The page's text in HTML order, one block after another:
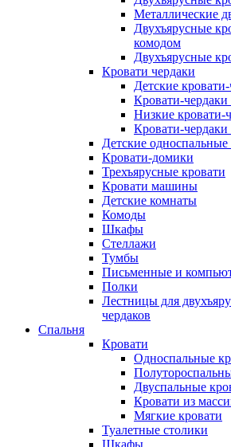
Металлические
Двухъярусные
комодом
Двухъярусные
Кровати чердаки
Детские
Кровати-чердаки
Низкие кровати-
Кровати-чердаки
Детские односпальные
Кровати-домики
Трехъярусные кровати
Кровати машины
Детские комнаты
Комоды
Шкафы
Стеллажи
Тумбы
Письменные и
Полки
Лестницы для
чердаков
Спальня
Кровати
Односпальные
Двуспальные
Кровати из
Мягкие кровати
Туалетные столики
Шкафы